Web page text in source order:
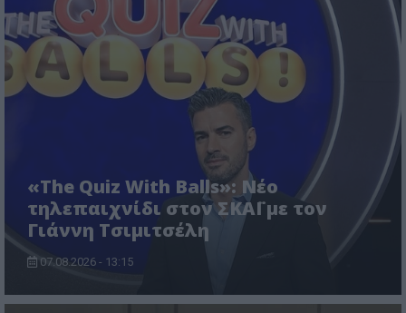
«The Quiz With Balls»: Νέο
τηλεπαιχνίδι στον ΣΚΑΪ με τον
Γιάννη Τσιμιτσέλη
07.08.2026 - 13:15